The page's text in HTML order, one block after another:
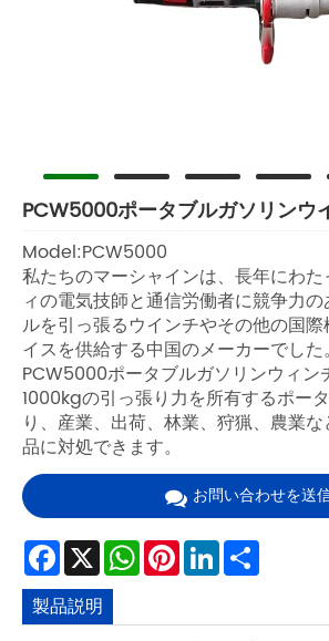
PCW5000ポータブルガソリンウ
Model:PCW5000
私たちのマーシャインは、長年にわ
ィの電気技師と通信労働者に競争力
ルを引っ張るウインチやその他の国
イスを供給する中国のメーカーでし
PCW5000ポータブルガソリンウィン
1000kgの引っ張り力を所有するポー
り、産業、出荷、林業、狩猟、農業
品に対処できます。
お問い合わせを送
Facebook
X WhatsApp
Pinterest
LinkedIn
製品説明